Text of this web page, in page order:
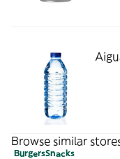
Browse similar
BurgersSnacks